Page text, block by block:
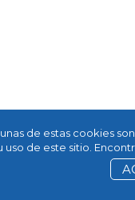
de estas cookies
de este sitio.